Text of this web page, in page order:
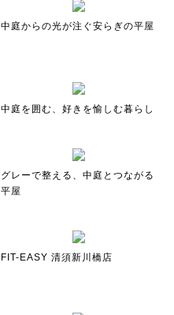
中庭からの光が注ぐ安らぎの平屋
中庭を囲む、好きを愉しむ暮らし
グレーで整える、中庭とつながる
平屋
FIT-EASY 清須新川橋店